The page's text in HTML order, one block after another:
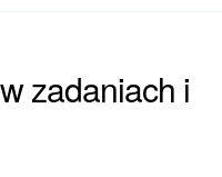
zadaniach i